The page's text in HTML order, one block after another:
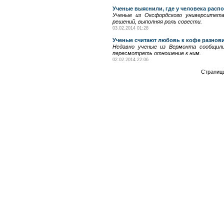
Ученые выяснили, где у человека
Ученые из Оксфордского
решений, выполняя роль совести.
03.02.2014 01:28
Ученые считают любовь к кофе
Недавно ученые из Вермонта
пересмотреть отношение к ним.
02.02.2014 22:06